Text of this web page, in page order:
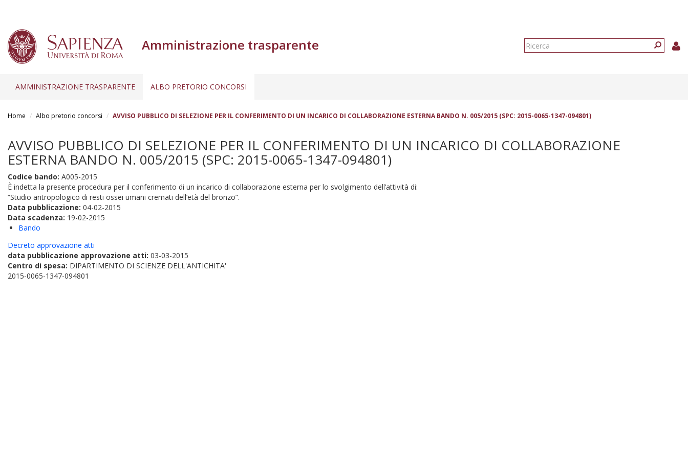
Amministrazione trasparente
Form
AMMINISTRAZIONE TRASPARENTE ALBO PRETORIO CONCORSI
Home Albo pretorio concorsi AVVISO PUBBLICO DI SELEZIONE PER IL CONFERIMENTO DI UN INCARICO DI COLLABORAZIONE ESTERNA BANDO N. 005/2015 (SPC: 2015-0065-1347-094801)
AVVISO PUBBLICO DI SELEZIONE PER IL CONFERIMENTO DI UN INCARICO DI COLLABORAZIONE
ESTERNA BANDO N. 005/2015 (SPC: 2015-0065-1347-094801)
Codice bando: A005-2015
È indetta la presente procedura per il conferimento di un incarico di collaborazione esterna per lo svolgimento dell’attività di:
“Studio antropologico di resti ossei umani cremati dell’età del bronzo”.
Data pubblicazione: 04-02-2015
Data scadenza: 19-02-2015
Bando
Decreto approvazione atti
data pubblicazione approvazione atti: 03-03-2015
Centro di spesa: DIPARTIMENTO DI SCIENZE DELL'ANTICHITA'
2015-0065-1347-094801